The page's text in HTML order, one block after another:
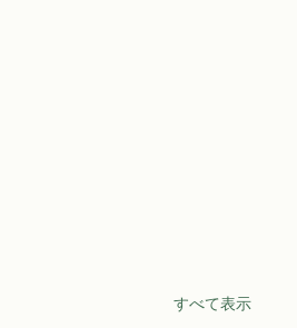
すべて表示